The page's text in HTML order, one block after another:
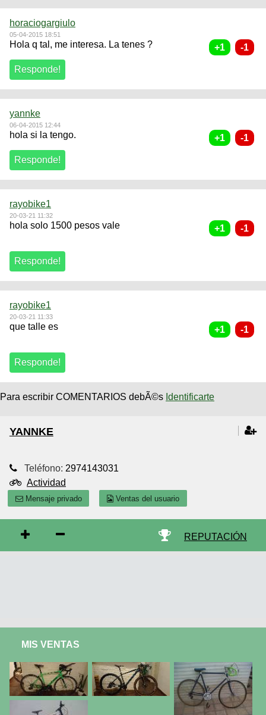
horaciogargiulo
05-04-2015 18:51
Hola q tal, me interesa. La tenes ?
yannke
06-04-2015 12:44
hola si la tengo.
rayobike1
20-03-21 11:32
hola solo 1500 pesos vale
rayobike1
20-03-21 11:33
que talle es
Para escribir COMENTARIOS debÃ©s Identificarte
YANNKE
Teléfono: 2974143031
Actividad
Mensaje privado Ventas del usuario
REPUTACIÓN
MIS VENTAS